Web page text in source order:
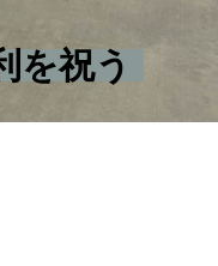
を祝う